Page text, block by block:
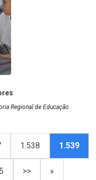
Regional de Educação
1.538 1.539
>> »